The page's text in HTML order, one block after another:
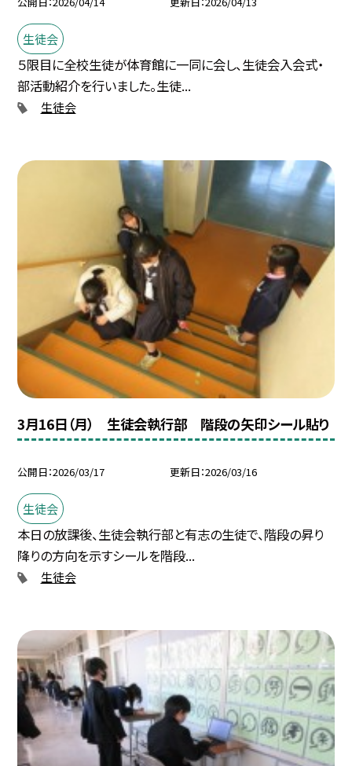
生徒会
５限目に全校生徒が体育館に一同に会し、生徒会入会式・
部活動紹介を行いました。生徒...
生徒会
3月16日（月） 生徒会執行部 階段の矢印シール貼り
公開日 2026/03/17 更新日 2026/03/16
生徒会
本日の放課後、生徒会執行部と有志の生徒で、階段の昇り
降りの方向を示すシールを階段...
生徒会